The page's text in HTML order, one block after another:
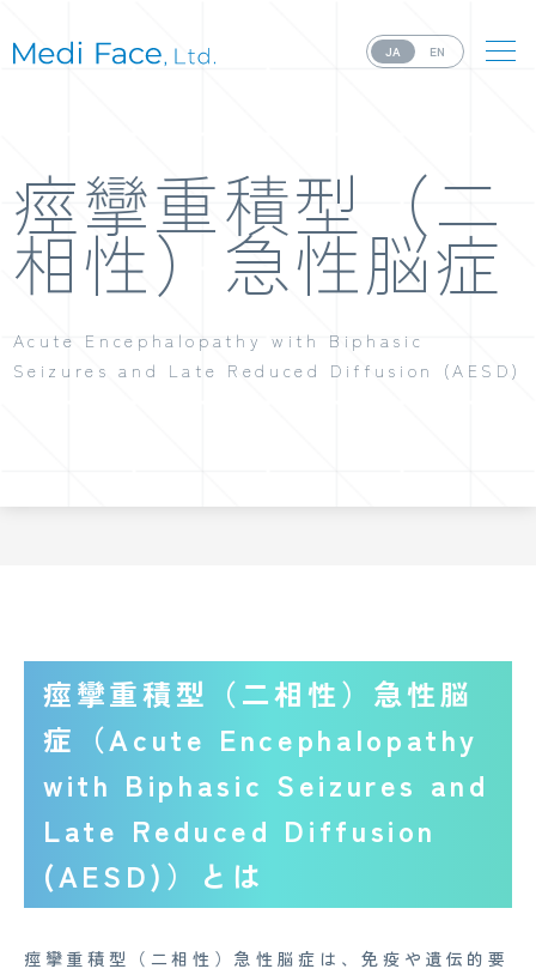
痙攣重積型（二
相性）急性脳症
Acute Encephalopathy with Biphasic
Seizures and Late Reduced Diffusion (AESD)
痙攣重積型（二相性）急性脳
症（Acute Encephalopathy
with Biphasic Seizures and
Late Reduced Diffusion
(AESD)）とは
痙攣重積型（二相性）急性脳症は、免疫や遺伝的要
JA EN